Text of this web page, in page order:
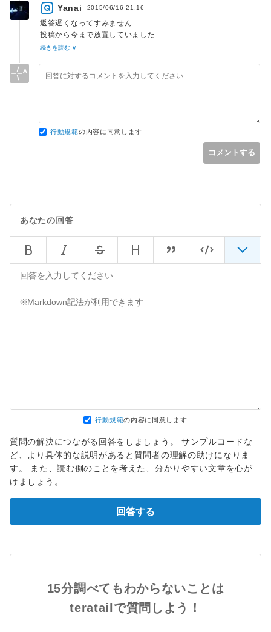
Yanai 2015/06/16 21:16
返答遅くなってすみません
投稿から今まで放置していました
無事解決しました
続きを読む ∨
行動規範の内容に同意します
コメントする
あなたの回答
行動規範の内容に同意します
質問の解決につながる回答をしましょう。 サンプルコードな
ど、より具体的な説明があると質問者の理解の助けになりま
す。 また、読む側のことを考えた、分かりやすい文章を心が
けましょう。
回答する
15分調べてもわからないことは
teratailで質問しよう！